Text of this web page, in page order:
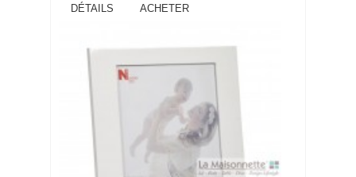
DÉTAILS ACHETER